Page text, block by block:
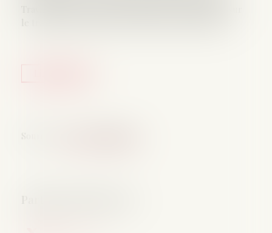
Source :
Travail (OIT) ont adopté une première convention sur